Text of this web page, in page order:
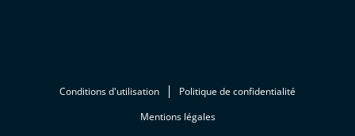
Conditions d'utilisation
Politique de confidentialité
Mentions légales